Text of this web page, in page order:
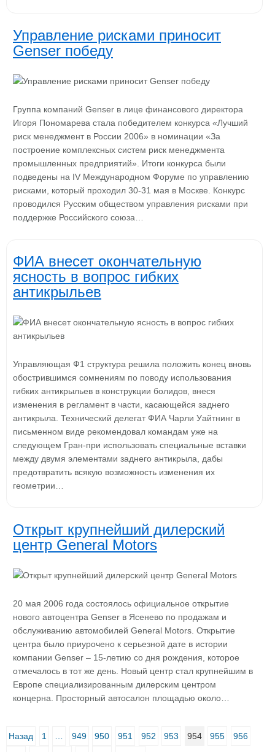
Управление рисками приносит
Genser победу
Группа компаний Genser в лице финансового директора
Игоря Пономарева стала победителем конкурса «Лучший
риск менеджмент в России 2006» в номинации «За
построение комплексных систем риск менеджмента
промышленных предприятий». Итоги конкурса были
подведены на IV Международном Форуме по управлению
рисками, который проходил 30-31 мая в Москве. Конкурс
проводился Русским обществом управления рисками при
поддержке Российского союза…
ФИА внесет окончательную
ясность в вопрос гибких
антикрыльев
Управляющая Ф1 структура решила положить конец вновь
обострившимся сомнениям по поводу использования
гибких антикрыльев в конструкции болидов, внеся
изменения в регламент в части, касающейся заднего
антикрыла. Технический делегат ФИА Чарли Уайтнинг в
письменном виде рекомендовал командам уже на
следующем Гран-при использовать специальные вставки
между двумя элементами заднего антикрыла, дабы
предотвратить всякую возможность изменения их
геометрии…
Открыт крупнейший дилерский
центр General Motors
20 мая 2006 года состоялось официальное открытие
нового автоцентра Genser в Ясенево по продажам и
обслуживанию автомобилей General Motors. Открытие
центра было приурочено к серьезной дате в истории
компании Genser – 15-летию со дня рождения, которое
отмечалось в тот же день. Новый центр стал крупнейшим в
Европе специализированным дилерским центром
концерна. Просторный автосалон площадью около…
Назад 1 949 950 951 952 953 954 955
956